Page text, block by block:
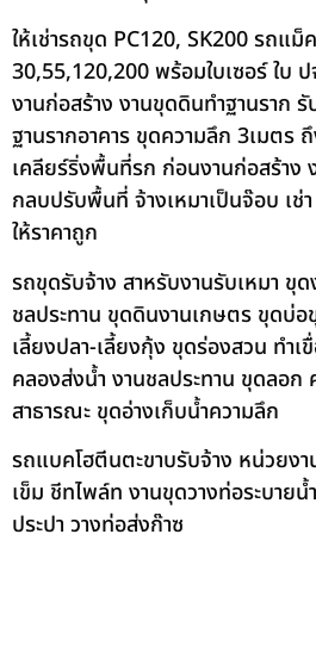
ให้เช่ารถขุด PC120, SK200 รถแม็
30,55,120,200 พร้อมใบเซอร์ ใบ
งานก่อสร้าง งานขุดดินทำฐานราก
ฐานรากอาคาร ขุดความลึก 3เมตร
เคลียร์ริ่งพื้นที่รก ก่อนงานก่อสร้าง
กลบปรับพื้นที่ จ้างเหมาเป็นจ๊อบ เช่
ให้ราคาถูก
รถขุดรับจ้าง สาหรับงานรับเหมา ขุ
ชลประทาน ขุดดินงานเกษตร ขุดบ่อ
เลี้ยงปลา-เลี้ยงกุ้ง ขุดร่องสวน ทำ
คลองส่งน้ำ งานชลประทาน ขุดลอก
สาธารณะ ขุดอ่างเก็บน้ำความลึก
รถแบคโฮตีนตะขาบรับจ้าง หน่วยงา
เข็ม ชีทไพล์ท งานขุดวางท่อระบาย
ประปา วางท่อส่งก๊าซ